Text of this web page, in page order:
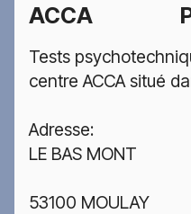
ACCA
Tests
centre ACCA situé
Adresse:
LE BAS MONT
53100 MOULAY